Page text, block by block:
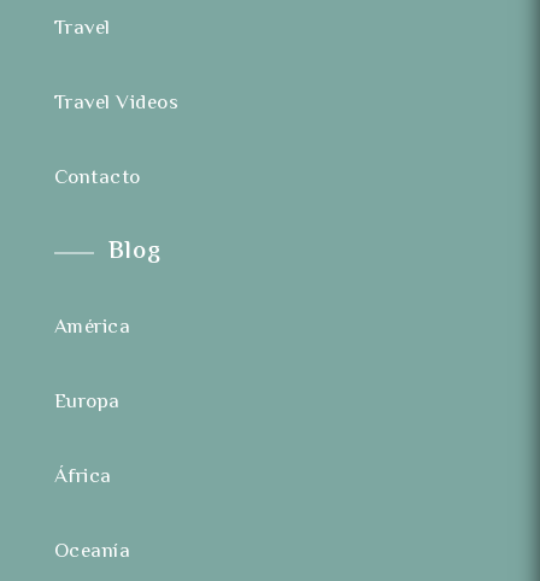
Travel
Travel Videos
Contacto
Blog
América
Europa
África
Oceanía